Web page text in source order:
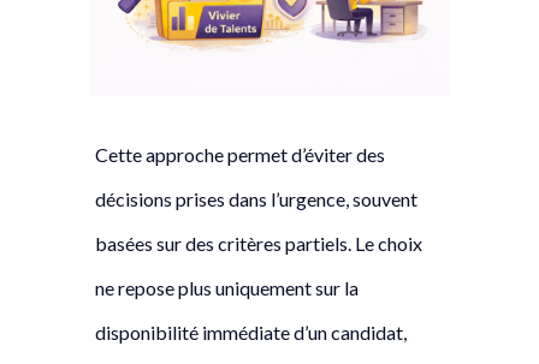
Cette approche permet d’éviter des
décisions prises dans l’urgence, souvent
basées sur des critères partiels. Le choix
ne repose plus uniquement sur la
disponibilité immédiate d’un candidat,